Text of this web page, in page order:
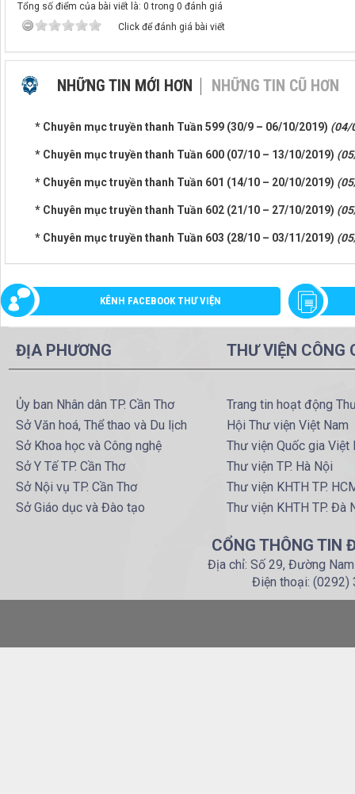
Tổng số điểm của bài viết là: 0 trong 0 đánh giá
Click để đánh giá bài viết
NHỮNG TIN MỚI HƠN NHỮNG TIN CŨ HƠN
* Chuyên mục truyền thanh Tuần 599 (30/9 – 06/10/2019) (04/
* Chuyên mục truyền thanh Tuần 600 (07/10 – 13/10/2019)
* Chuyên mục truyền thanh Tuần 601 (14/10 – 20/10/2019)
* Chuyên mục truyền thanh Tuần 602 (21/10 – 27/10/2019)
* Chuyên mục truyền thanh Tuần 603 (28/10 – 03/11/2019)
KÊNH FACEBOOK THƯ VIỆN
ĐỊA PHƯƠNG
Ủy ban Nhân dân TP. Cần Thơ
Sở Văn hoá, Thể thao và Du lịch
Sở Khoa học và Công nghệ
Sở Y Tế TP. Cần Thơ
Sở Nội vụ TP. Cần Thơ
Sở Giáo dục và Đào tạo
THƯ VIỆN CÔNG
Trang tin hoạt động
Hội Thư viện Việt Nam
Thư viện Quốc gia Việt
Thư viện TP. Hà Nội
Thư viện KHTH TP.
Thư viện KHTH TP. Đà
CỔNG THÔNG TIN
Địa chỉ: Số 29, Đường
Điện thoại: (0292)